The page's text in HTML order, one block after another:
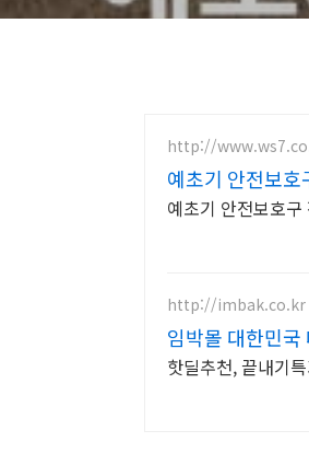
http://
예초기 안전보
예초기 안전보호
http://imbak.co.kr
임박몰 대한민
핫딜추천, 끝내기